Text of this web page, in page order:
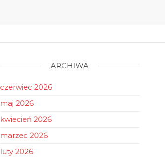
ARCHIWA
czerwiec 2026
maj 2026
kwiecień 2026
marzec 2026
luty 2026